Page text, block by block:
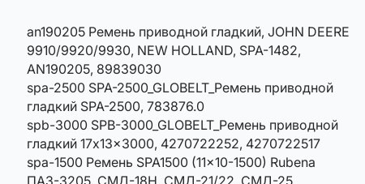
an190205 Ремень приводной гладкий, JOHN DEERE
9910/9920/9930, NEW HOLLAND, SPA-1482,
AN190205, 89839030
spa-2500 SPA-2500_GLOBELT_Ремень приводной
гладкий SPA-2500, 783876.0
spb-3000 SPB-3000_GLOBELT_Ремень приводной
гладкий 17x13x3000, 4270722252, 4270722517
spa-1500 Ремень SPA1500 (11x10-1500) Rubena